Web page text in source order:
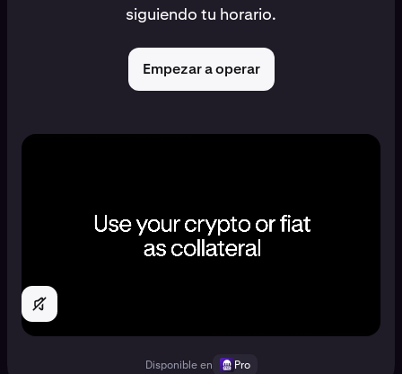
siguiendo tu horario.
Empezar a operar
Disponible en Pro